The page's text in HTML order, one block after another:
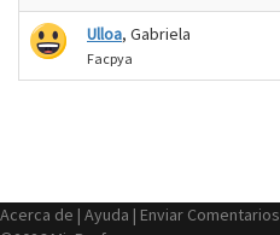
Ulloa, Gabriela
Facpya
Acerca de | Ayuda | Enviar Comentarios